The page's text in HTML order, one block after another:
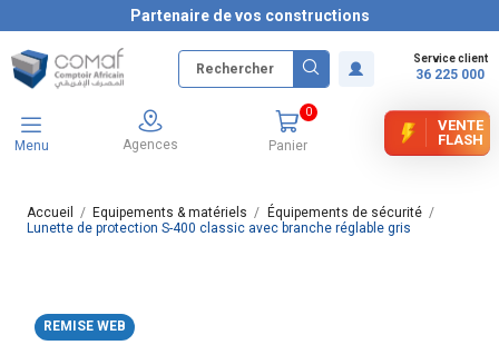
Partenaire de vos constructions
Service client
36 225 000
Menu Agences Panier
0
VENTE
FLASH
Accueil Equipements & matériels
Équipements de sécurité
Lunette de protection S-400 classic avec branche réglable gris
REMISE WEB